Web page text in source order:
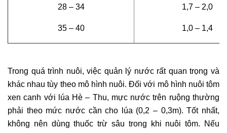
28 – 34
35 – 40
1,7 – 2,0
1,0 – 1,4
Trong quá trình nuôi, việc quản lý nước rất quan trọng và
khác nhau tùy theo mô hình nuôi. Đối với mô hình nuôi tôm
xen canh với lúa Hè – Thu, mực nước trên ruộng thường
phải theo mức nước cần cho lúa (0,2 – 0,3m). Tốt nhất,
không nên dùng thuốc trừ sâu trong khi nuôi tôm. Nếu